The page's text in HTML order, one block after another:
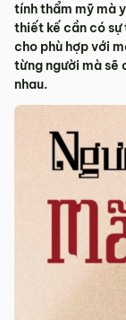
tính thẩm mỹ mà
thiết kế cần có
cho phù hợp với
từng người mà sẽ
nhau.